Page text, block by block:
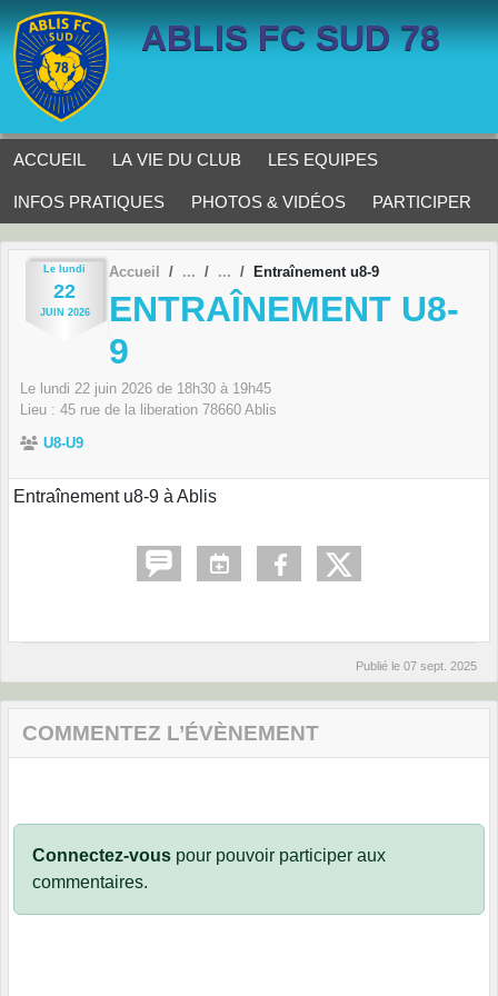
ABLIS FC SUD 78
ACCUEIL LA VIE DU CLUB LES EQUIPES
INFOS PRATIQUES PHOTOS & VIDÉOS PARTICIPER
Le lundi
22
JUIN 2026
Accueil Entraînement u8-9
ENTRAÎNEMENT U8-
9
Le lundi 22 juin 2026 de 18h30 à 19h45
Lieu : 45 rue de la liberation 78660 Ablis
U8-U9
Entraînement u8-9 à Ablis
Publié le 07 sept. 2025
COMMENTEZ L’ÉVÈNEMENT
Connectez-vous pour pouvoir participer aux
commentaires.
Panneau de gestion des cookies